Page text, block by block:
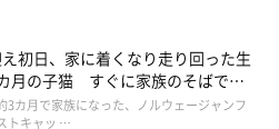
てあげてた時もありました。
くれました。
初日、家に着くなり走り回った生
月の子猫 すぐに家族のそばで落
姿に「迎えてよかった」
3カ月で家族になった、ノルウェージャンフ
トキャッ …